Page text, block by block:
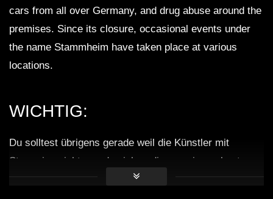
cars from all over Germany, and drug abuse around the
premises. Since its closure, occasional events under
the name Stammheim have taken place at various
locations.
WICHTIG:
Du solltest übrigens gerade weil die Künstler mit
Streaming nicht gerade viel verdienen, sie am besten
direkt unterstützen. Viele Künstler haben die